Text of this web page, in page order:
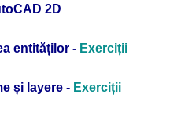
2D
entităților - Exerciții
și layere - Exerciții